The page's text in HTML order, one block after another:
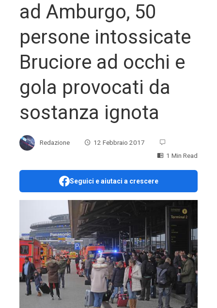
ad Amburgo, 50
persone intossicate
Bruciore ad occhi e
gola provocati da
sostanza ignota
Redazione
12 Febbraio 2017
1 Min Read
Seguici e aiutaci a crescere